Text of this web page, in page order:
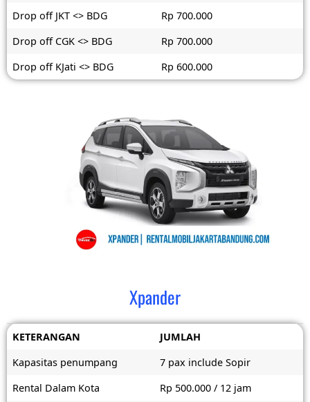
Drop off JKT <> BDG
Rp 700.000
Drop off CGK <> BDG
Rp 700.000
Drop off KJati <> BDG
Rp 600.000
Xpander
KETERANGAN
JUMLAH
Kapasitas penumpang
7 pax include Sopir
Rental Dalam Kota
Rp 500.000 / 12 jam